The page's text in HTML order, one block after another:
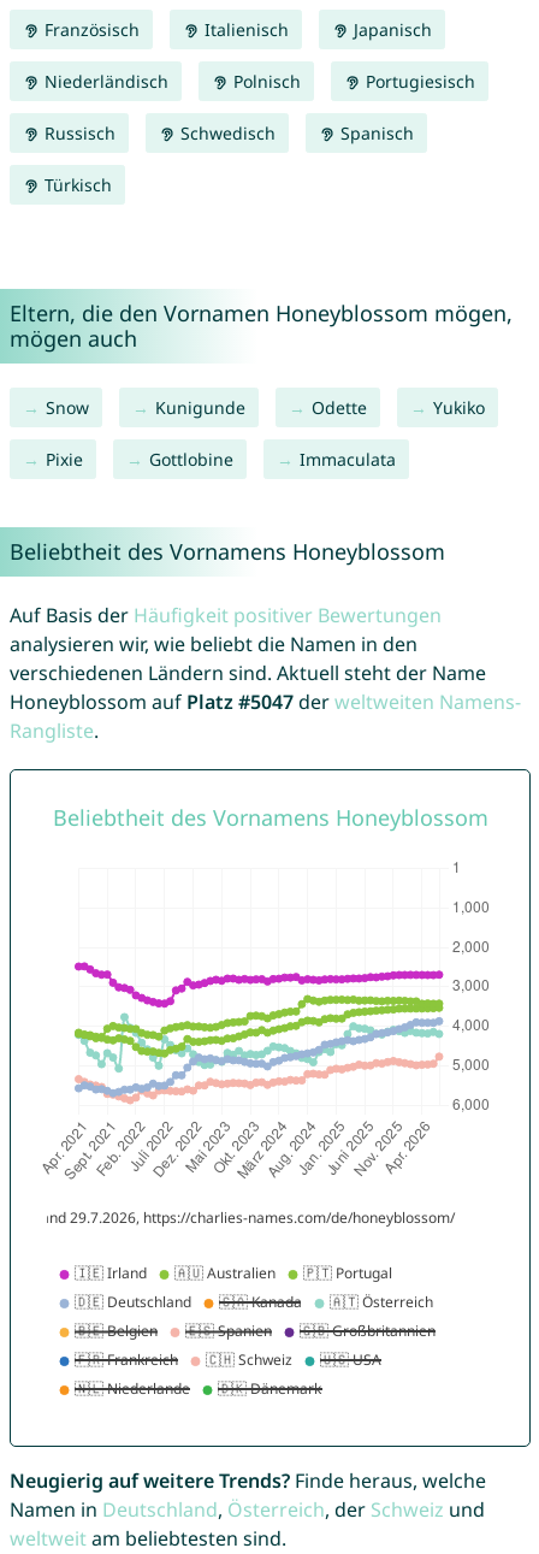
Französisch Italienisch Japanisch
Niederländisch Polnisch Portugiesisch
Russisch Schwedisch Spanisch
Türkisch
Eltern, die den Vornamen Honeyblossom mögen,
mögen auch
Snow Kunigunde Odette Yukiko
Pixie Gottlobine Immaculata
Beliebtheit des Vornamens Honeyblossom
Auf Basis der Häufigkeit positiver Bewertungen
analysieren wir, wie beliebt die Namen in den
verschiedenen Ländern sind. Aktuell steht der Name
Honeyblossom auf Platz #5047derweltweiten Namens-
Rangliste.
Neugierig auf weitere Trends?Finde heraus, welche
Namen in Deutschland, Österreich, der Schweiz und
weltweitam beliebtesten sind.